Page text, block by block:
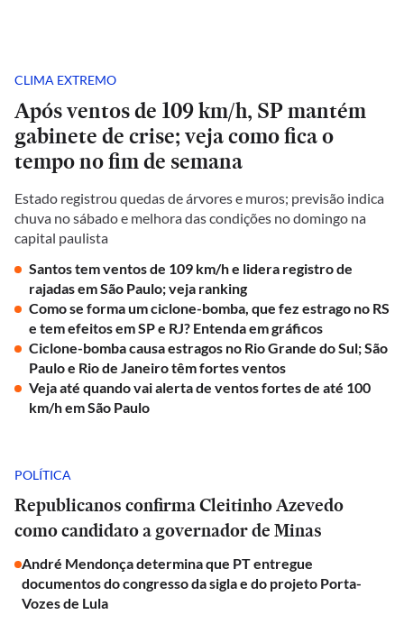
CLIMA EXTREMO
Após ventos de 109 km/h, SP mantém
gabinete de crise; veja como fica o
tempo no fim de semana
Estado registrou quedas de árvores e muros; previsão indica
chuva no sábado e melhora das condições no domingo na
capital paulista
Santos tem ventos de 109 km/h e lidera registro de
rajadas em São Paulo; veja ranking
Como se forma um ciclone-bomba, que fez estrago no RS
e tem efeitos em SP e RJ? Entenda em gráficos
Ciclone-bomba causa estragos no Rio Grande do Sul; São
Paulo e Rio de Janeiro têm fortes ventos
Veja até quando vai alerta de ventos fortes de até 100
km/h em São Paulo
POLÍTICA
Republicanos confirma Cleitinho Azevedo
como candidato a governador de Minas
André Mendonça determina que PT entregue
documentos do congresso da sigla e do projeto Porta-
Vozes de Lula